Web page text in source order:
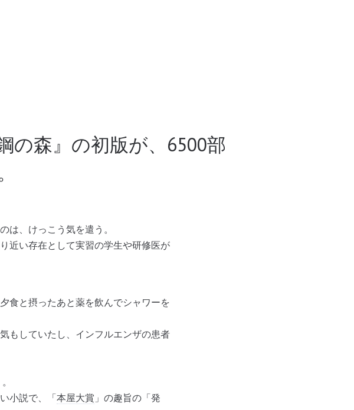
の森』の初版が、6500部
、けっこう気を遣う。
近い存在として実習の学生や研修医が
食と摂ったあと薬を飲んでシャワーを
もしていたし、インフルエンザの患者
小説で、「本屋大賞 」の趣旨の「発